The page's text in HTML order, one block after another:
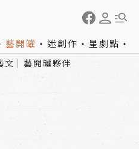
藝開罐 迷創作 星劇點
文 藝開罐夥伴